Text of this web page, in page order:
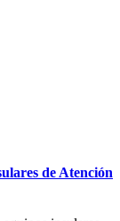
de Atención